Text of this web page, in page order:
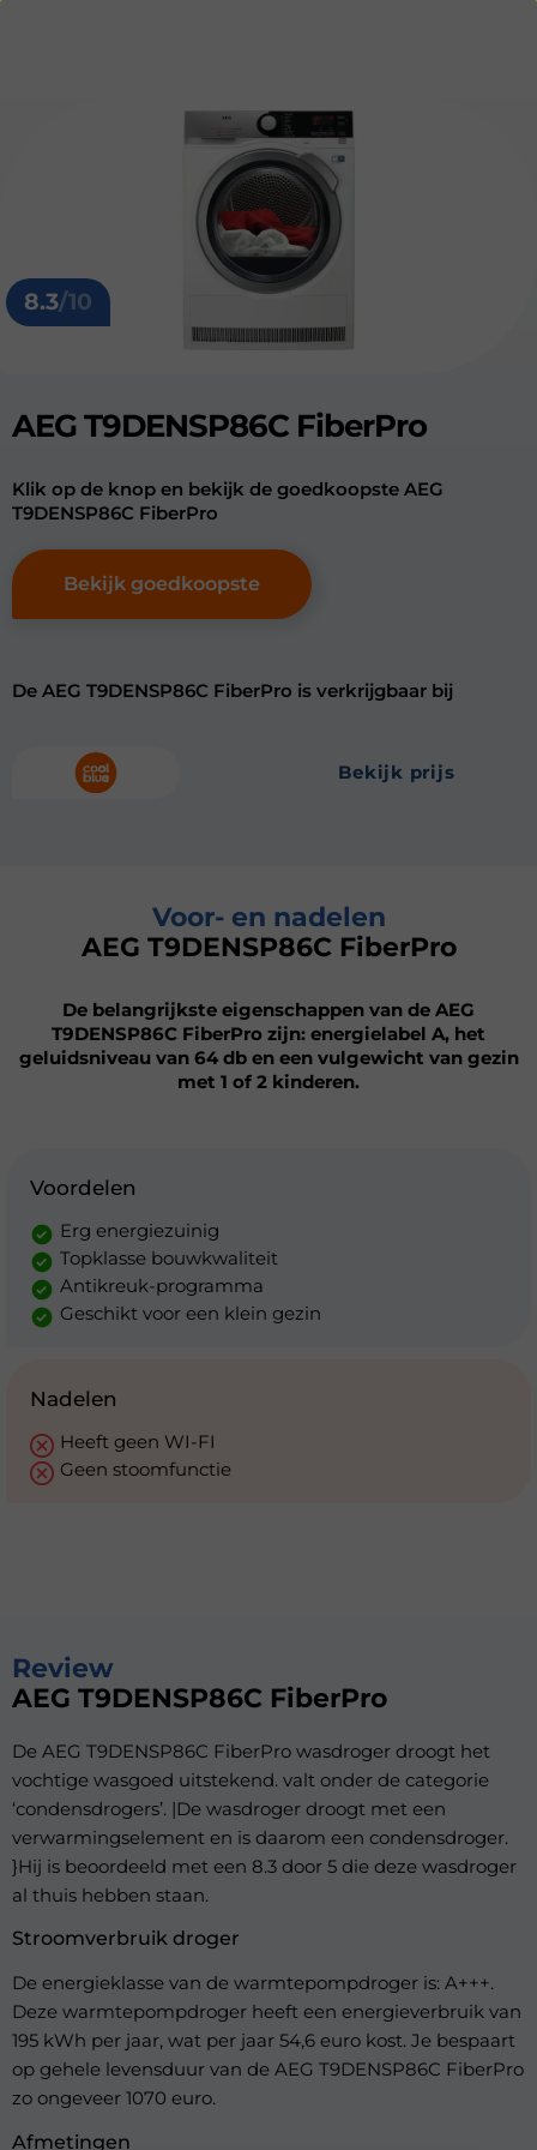
8.3/10
AEG T9DENSP86C FiberPro
Klik op de knop en bekijk de goedkoopste AEG
T9DENSP86C FiberPro
Bekijk goedkoopste
De AEG T9DENSP86C FiberPro is verkrijgbaar bij
bekijk prijs
Voor- en nadelen
AEG T9DENSP86C FiberPro
De belangrijkste eigenschappen van de AEG
T9DENSP86C FiberPro zijn: energielabel A, het
geluidsniveau van 64 db en een vulgewicht van gezin
met 1 of 2 kinderen.
Voordelen
Erg energiezuinig
Topklasse bouwkwaliteit
Antikreuk-programma
Geschikt voor een klein gezin
Nadelen
Heeft geen WI-FI
Geen stoomfunctie
Review
AEG T9DENSP86C FiberPro
De AEG T9DENSP86C FiberPro wasdroger droogt het
vochtige wasgoed uitstekend. valt onder de categorie
‘condensdrogers’. |De wasdroger droogt met een
verwarmingselement en is daarom een condensdroger.
}Hij is beoordeeld met een 8.3 door 5 die deze wasdroger
al thuis hebben staan.
Stroomverbruik droger
De energieklasse van de warmtepompdroger is: A+++.
Deze warmtepompdroger heeft een energieverbruik van
195 kWh per jaar, wat per jaar 54,6 euro kost. Je bespaart
op gehele levensduur van de AEG T9DENSP86C FiberPro
zo ongeveer 1070 euro.
Afmetingen